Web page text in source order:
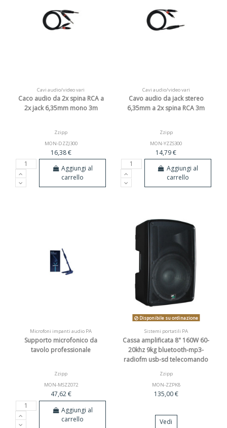
Cavi audio/video vari
Caco audio da 2x spina RCA a
2x jack 6,35mm mono 3m
Zzipp
MON-DZZJ300
16,38 €
Aggiungi al
carrello
Cavi audio/video vari
Cavo audio da jack stereo
6,35mm a 2x spina RCA 3m
Zzipp
MON-YZZS300
14,79 €
Aggiungi al
carrello
Microfoni impanti audio PA
Supporto microfonico da
tavolo professionale
Zzipp
MON-MSZZ072
47,62 €
Aggiungi al
carrello
Disponibile su ordinazione
Sistemi portatili PA
Cassa amplificata 8" 160W 60-
20khz 9kg bluetooth-mp3-
radiofm usb-sd telecomando
Zzipp
MON-ZZPK8
135,00 €
Vedi